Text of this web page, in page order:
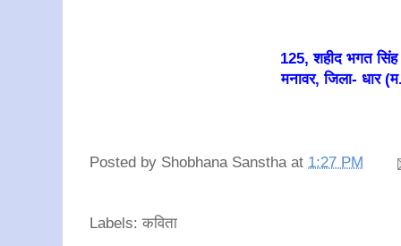
125, शहीद भगत सिंह
मनावर, जिला- धार
Posted by Shobhana Sanstha at 1:27 PM
Labels: कविता